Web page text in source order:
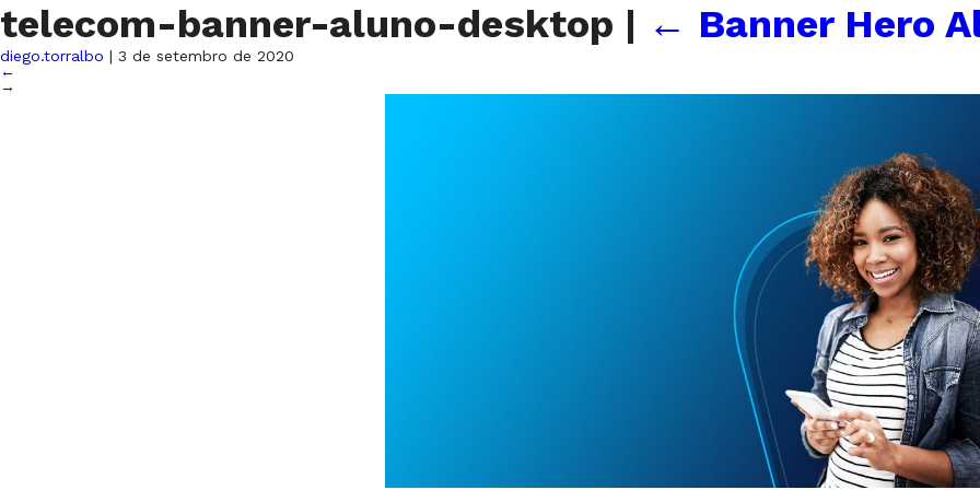
telecom-banner-aluno-desktop | ← Banner Hero
diego.torralbo | 3 de setembro de 2020
←
→